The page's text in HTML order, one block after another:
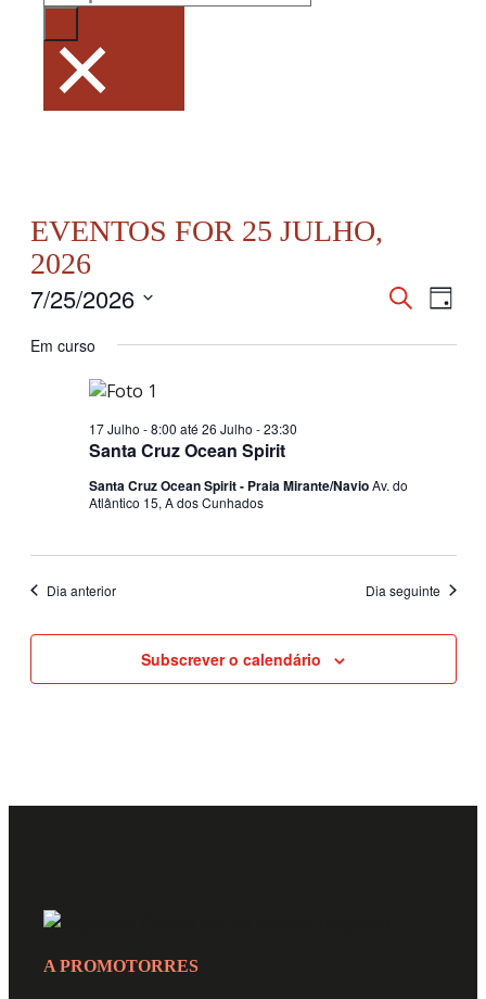
×
EVENTOS FOR 25 JULHO,
2026
DE
PESQUISA
Pesquisar
de
Dia
7/25/2026
a
Em curso
Santa Cruz Ocean Spirit
17 Julho - 8:00 até 26 Julho - 23:30
Santa Cruz Ocean Spirit - Praia Mirante/NavioAv. do
Atlântico 15, A dos Cunhados
Dia anterior Dia seguinte
Subscrever o calendário
A PROMOTORRES